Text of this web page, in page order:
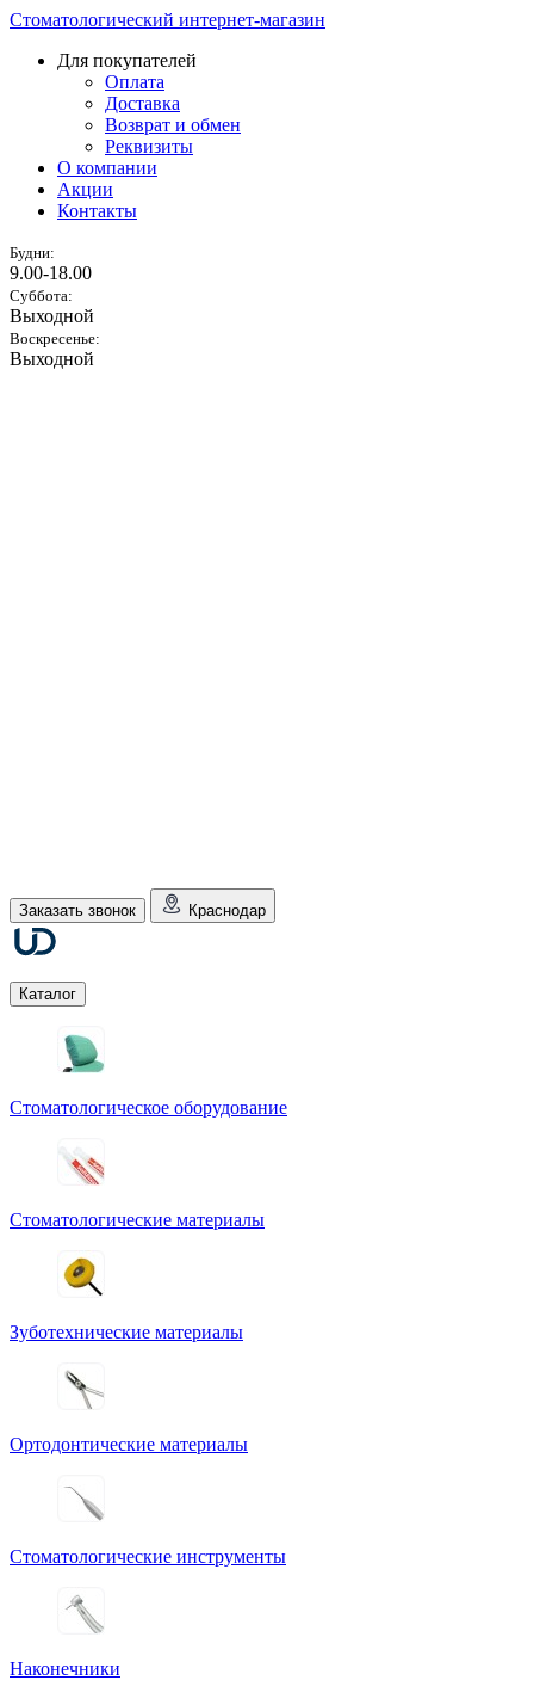
Стоматологический интернет-магазин
Для покупателей
Оплата
Доставка
Возврат и обмен
Реквизиты
О компании
Акции
Контакты
Будни:
9.00-18.00
Суббота:
Выходной
Воскресенье:
Выходной
Заказать звонок Краснодар
Каталог
Стоматологическое оборудование
Стоматологические материалы
Зуботехнические материалы
Ортодонтические материалы
Стоматологические инструменты
Наконечники